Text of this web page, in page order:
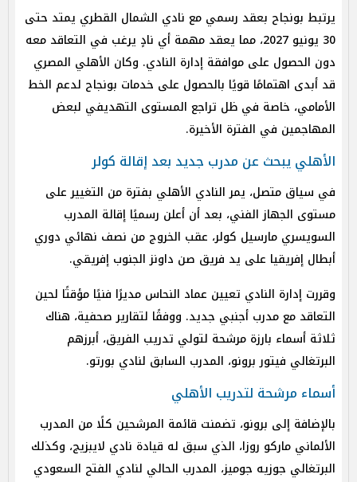
يرتبط بونجاح بعقد رسمي مع نادي الشمال القطري يمتد حتى
30 يونيو 2027، مما يعقد مهمة أي نادٍ يرغب في التعاقد معه
دون الحصول على موافقة إدارة النادي. وكان الأهلي المصري
قد أبدى اهتمامًا قويًا بالحصول على خدمات بونجاح لدعم الخط
الأمامي، خاصة في ظل تراجع المستوى التهديفي لبعض
المهاجمين في الفترة الأخيرة.
الأهلي يبحث عن مدرب جديد بعد إقالة كولر
في سياق متصل، يمر النادي الأهلي بفترة من التغيير على
مستوى الجهاز الفني، بعد أن أعلن رسميًا إقالة المدرب
السويسري مارسيل كولر، عقب الخروج من نصف نهائي دوري
أبطال إفريقيا على يد فريق صن داونز الجنوب إفريقي.
وقررت إدارة النادي تعيين عماد النحاس مديرًا فنيًا مؤقتًا لحين
التعاقد مع مدرب أجنبي جديد. ووفقًا لتقارير صحفية، هناك
ثلاثة أسماء بارزة مرشحة لتولي تدريب الفريق، أبرزهم
البرتغالي فيتور برونو، المدرب السابق لنادي بورتو.
أسماء مرشحة لتدريب الأهلي
بالإضافة إلى برونو، تضمنت قائمة المرشحين كلًا من المدرب
الألماني ماركو روزا، الذي سبق له قيادة نادي لايبزيج، وكذلك
البرتغالي جوزيه جوميز، المدرب الحالي لنادي الفتح السعودي